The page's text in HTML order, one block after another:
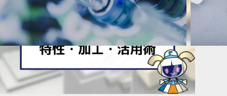
対応素材
塩ビ/PVC
アクリル
ポリエチレン/PE
ポリプロピレン/PP